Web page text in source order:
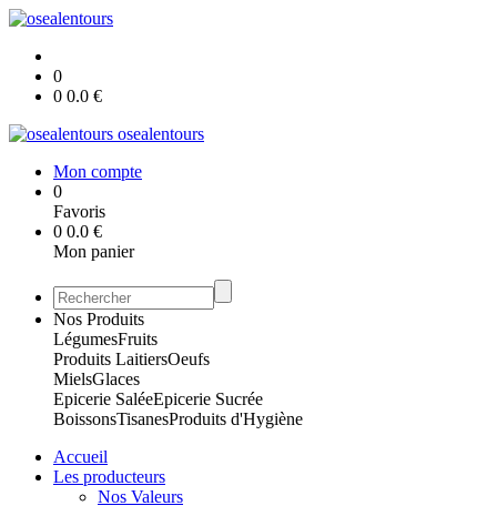
0
0 0.0 €
osealentours
Mon compte
0
Favoris
0 0.0 €
Mon panier
Nos Produits
LégumesFruits
Produits LaitiersOeufs
MielsGlaces
Epicerie SaléeEpicerie Sucrée
BoissonsTisanesProduits d'Hygiène
Accueil
Les producteurs
Nos Valeurs